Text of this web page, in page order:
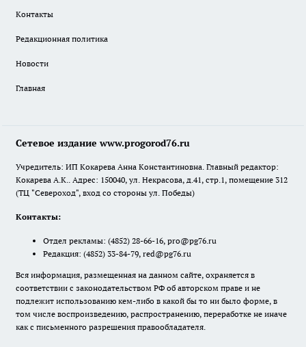
Контакты
Редакционная политика
Новости
Главная
Сетевое издание www.progorod76.ru
Учредитель: ИП Кокарева Анна Константиновна. Главный редактор:
Кокарева А.К.. Адрес: 150040, ул. Некрасова, д.41, стр.1, помещение 312
(ТЦ "Североход", вход со стороны ул. Победы)
Контакты:
Отдел рекламы: (4852) 28-66-16, pro@pg76.ru
Редакция: (4852) 33-84-79, red@pg76.ru
Вся информация, размещенная на данном сайте, охраняется в
соответствии с законодательством РФ об авторском праве и не
подлежит использованию кем-либо в какой бы то ни было форме, в
том числе воспроизведению, распространению, переработке не иначе
как с письменного разрешения правообладателя.